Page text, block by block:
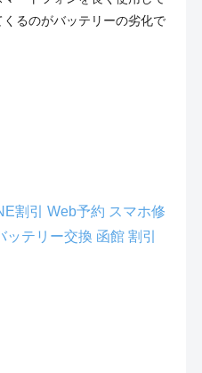
るのがバッテリーの劣化で
割引 Web予約 スマホ修
ッテリー交換 函館 割引